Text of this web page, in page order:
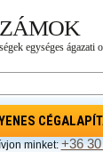
minket:+36